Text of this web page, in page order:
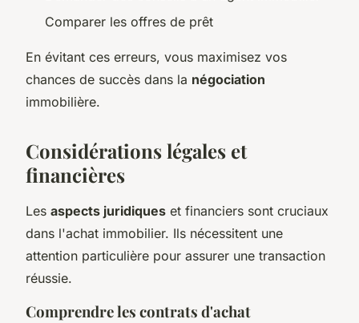
Comparer les offres de prêt
En évitant ces erreurs, vous maximisez vos
chances de succès dans la négociation
immobilière.
Considérations légales et
financières
Les aspects juridiques et financiers sont cruciaux
dans l'achat immobilier. Ils nécessitent une
attention particulière pour assurer une transaction
réussie.
Comprendre les contrats d'achat